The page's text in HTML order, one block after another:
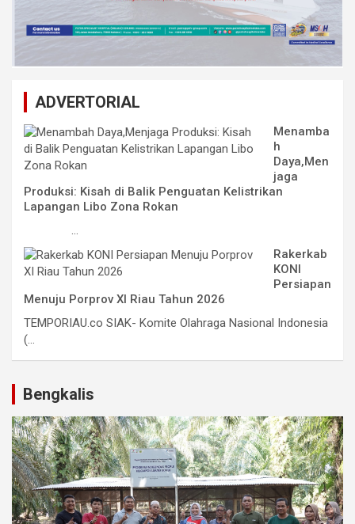
ADVERTORIAL
Menamba
h
Daya,Men
jaga
Produksi: Kisah di Balik Penguatan Kelistrikan
Lapangan Libo Zona Rokan
...
Rakerkab
KONI
Persiapan
Menuju Porprov XI Riau Tahun 2026
TEMPORIAU.co SIAK- Komite Olahraga Nasional Indonesia
(...
Bengkalis